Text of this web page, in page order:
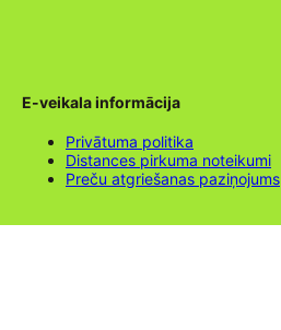
E-veikala informācija
Privātuma politika
Distances pirkuma noteikumi
Preču atgriešanas paziņojums